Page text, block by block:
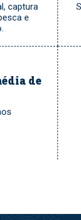
captura
e
de